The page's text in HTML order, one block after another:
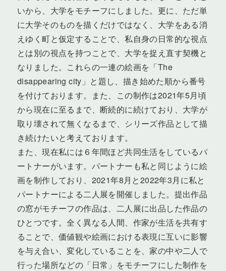
いから、大学をモチーフにしました。更に、ただ単
に大学そのものを描くだけではなく、大学をある消
えゆく町と仮定することで、私自身の日常的な視点
とは別の視点を持つことで、大学を捉え直す契機と
なりました。これらの一連の絵画を「The
disappearing city」と題し、描き始めた順から番号
を付けております。また、この制作は2021年5月頃
から現在に至るまで、断続的に続けており、大学が
取り壊されて無くなるまで、シリーズ作品として描
き続けたいと考えております。
また、現在私には６年間ほど共同生活をしているパ
ートナーがいます。パートナーも私と同じように絵
画を制作しており、2021年8月と2022年3月に私と
パートナーによる二人展を開催しました。提出作品
の窓がモチーフの作品は、二人展に出品した作品の
ひとつです。全く異なる人間、作家が生活を共有す
ることで、価値観や絵画における表現に互いに影響
を与え合い、変化していることを、家の中や二人で
行った場所などの「日常」をモチーフにした制作を